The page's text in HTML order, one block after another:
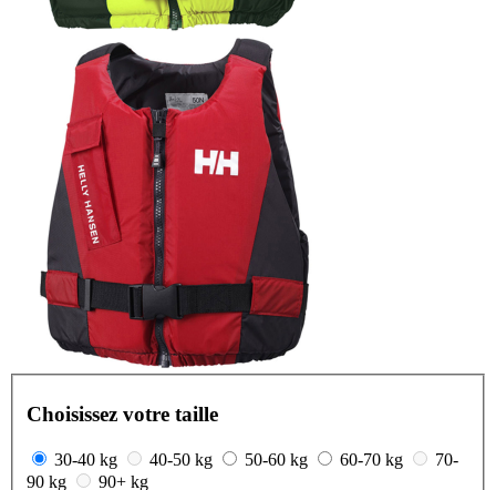
Choisissez votre taille
30-40 kg 40-50 kg 50-60 kg 60-70 kg
70-
90 kg
90+ kg